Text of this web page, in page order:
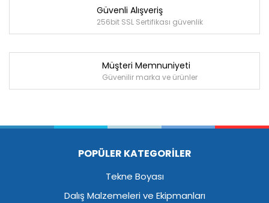
Güvenli Alışveriş
256bit SSL Sertifikası güvenlik
Müşteri Memnuniyeti
Güvenilir marka ve ürünler
POPÜLER KATEGORİLER
Tekne Boyası
Dalış Malzemeleri ve Ekipmanları